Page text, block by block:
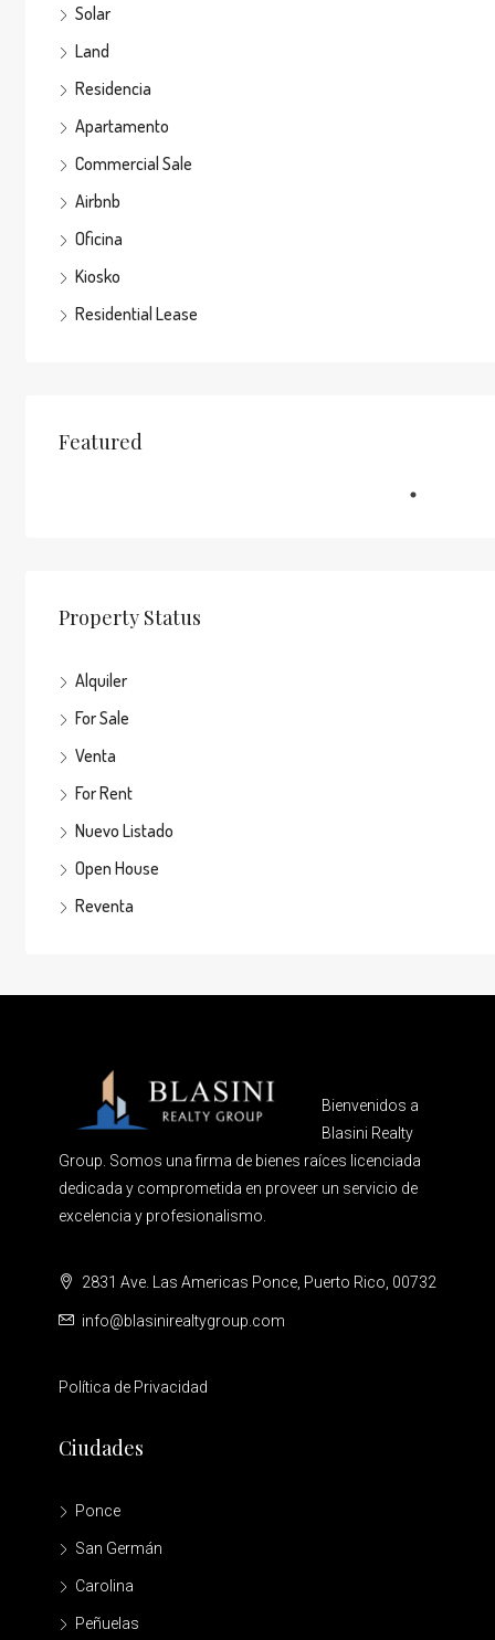
Solar
Land
Residencia
Apartamento
Commercial Sale
Airbnb
Oficina
Kiosko
Residential Lease
Featured
Property Status
Alquiler
For Sale
Venta
For Rent
Nuevo Listado
Open House
Reventa
Bienvenidos a
Blasini Realty
Group. Somos una firma de bienes raíces licenciada
dedicada y comprometida en proveer un servicio de
excelencia y profesionalismo.
2831 Ave. Las Americas Ponce, Puerto Rico, 00732
info@blasinirealtygroup.com
Política de Privacidad
Ciudades
Ponce
San Germán
Carolina
Peñuelas